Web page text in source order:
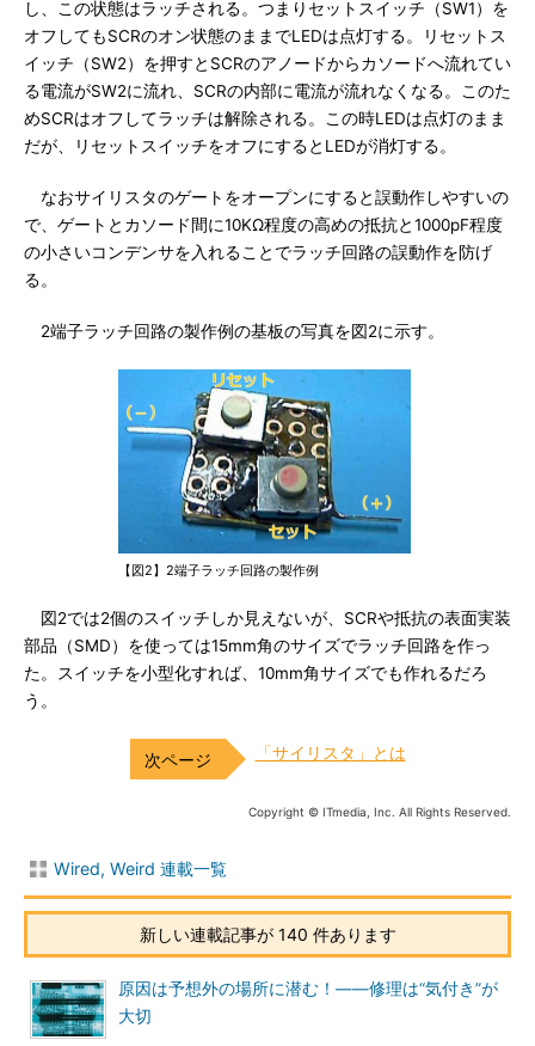
し、この状態はラッチされる。つまりセットスイッチ（SW1）を
オフしてもSCRのオン状態のままでLEDは点灯する。リセットス
イッチ（SW2）を押すとSCRのアノードからカソードへ流れてい
る電流がSW2に流れ、SCRの内部に電流が流れなくなる。このた
めSCRはオフしてラッチは解除される。この時LEDは点灯のまま
だが、リセットスイッチをオフにするとLEDが消灯する。
なおサイリスタのゲートをオープンにすると誤動作しやすいの
で、ゲートとカソード間に10KΩ程度の高めの抵抗と1000pF程度
の小さいコンデンサを入れることでラッチ回路の誤動作を防げ
る。
2端子ラッチ回路の製作例の基板の写真を図2に示す。
【図2】2端子ラッチ回路の製作例
図2では2個のスイッチしか見えないが、SCRや抵抗の表面実装
部品（SMD）を使っては15mm角のサイズでラッチ回路を作っ
た。スイッチを小型化すれば、10mm角サイズでも作れるだろ
う。
「サイリスタ」とは
Copyright © ITmedia, Inc. All Rights Reserved.
Wired, Weird 連載一覧
新しい連載記事が 140 件あります
原因は予想外の場所に潜む！――修理は“気付き”が
大切